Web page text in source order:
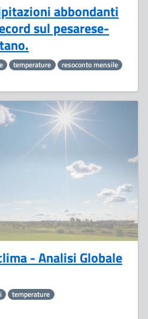
abbondanti
sul pesarese-
temperature resoconto mensile
- Analisi Globale
temperature